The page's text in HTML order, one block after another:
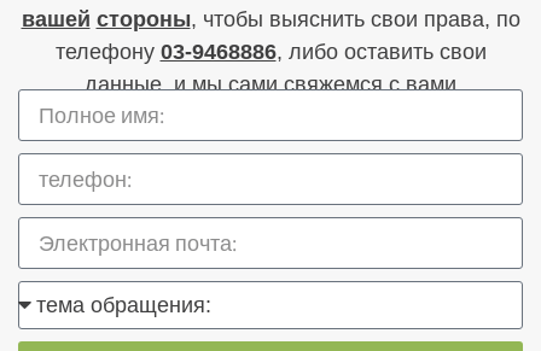
вашей стороны, чтобы выяснить свои права, по
телефону 03-9468886, либо оставить свои
данные, и мы сами свяжемся с вами